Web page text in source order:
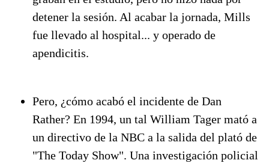
detener la sesión. Al acabar la jornada, Mills
fue llevado al hospital... y operado de
apendicitis.
Pero, ¿cómo acabó el incidente de Dan
Rather? En 1994, un tal William Tager mató a
un directivo de la NBC a la salida del plató de
"The Today Show". Una investigación policial